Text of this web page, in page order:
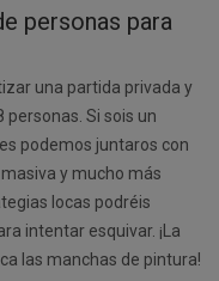
personas para
una partida privada y
Si sois un
podemos juntaros con
y mucho más
locas podréis
intentar esquivar. ¡La
las manchas de pintura!